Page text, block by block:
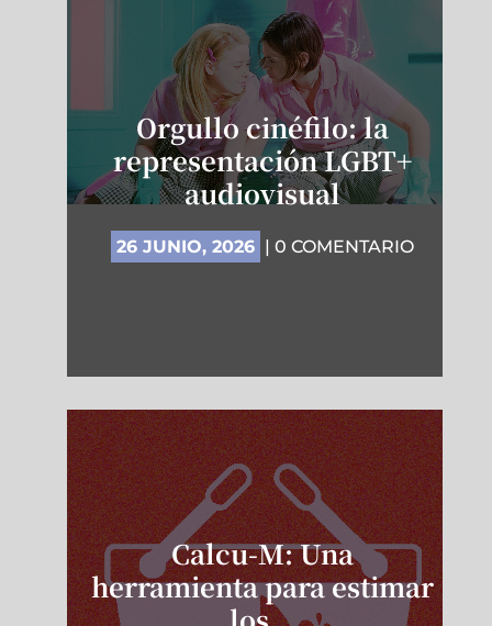
Orgullo cinéfilo: la
representación LGBT+
audiovisual
26 JUNIO, 2026 | 0 COMENTARIO
Calcu-M: Una
herramienta para estimar